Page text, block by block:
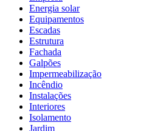
Energia solar
Equipamentos
Escadas
Estrutura
Fachada
Galpões
Impermeabilização
Incêndio
Instalações
Interiores
Isolamento
Jardim